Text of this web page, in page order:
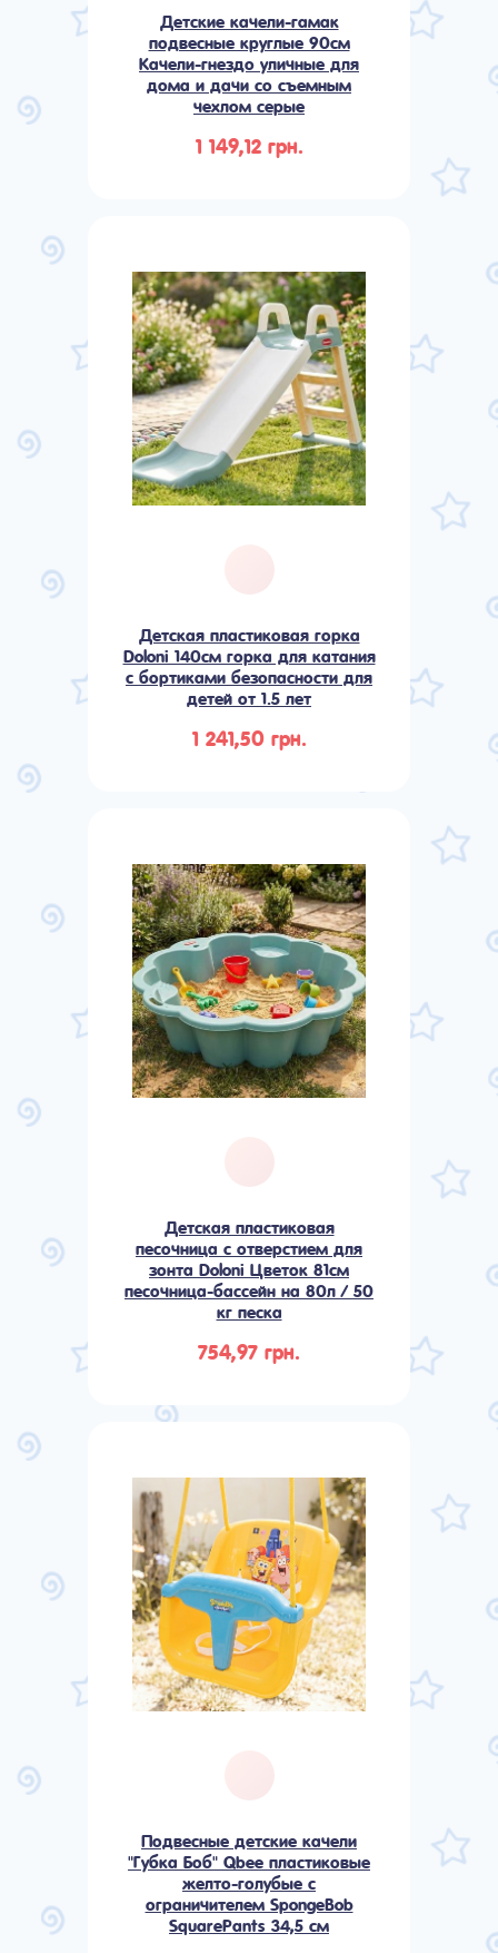
Детские качели-гамак
подвесные круглые 90см
Качели-гнездо уличные для
дома и дачи со съемным
чехлом серые
1 149,12 грн.
Детская пластиковая горка
Doloni 140см горка для катания
с бортиками безопасности для
детей от 1.5 лет
1 241,50 грн.
Детская пластиковая
песочница с отверстием для
зонта Doloni Цветок 81см
песочница-бассейн на 80л / 50
кг песка
754,97 грн.
Подвесные детские качели
"Губка Боб" Qbee пластиковые
желто-голубые с
ограничителем SpongeBob
SquarePants 34,5 см